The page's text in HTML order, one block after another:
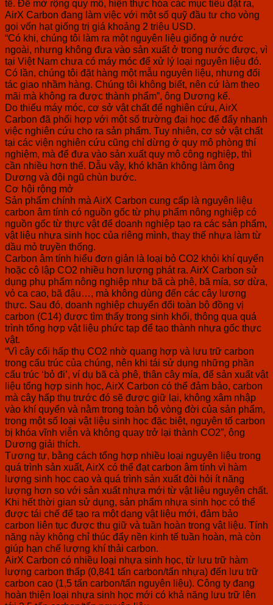
tế. Để mở rộng quy mô, hiện thực hóa các mục tiêu đặt ra,
AirX Carbon đang làm việc với một số quỹ đầu tư cho vòng
gọi vốn hạt giống trị giá khoảng 2 triệu USD.
“Có khi, chúng tôi làm ra một nguyên liệu giống ở nước
ngoài, nhưng không đưa vào sản xuất ở trong nước được, vì
tại Việt Nam chưa có máy móc để xử lý loại nguyên liệu đó.
Có lần, chúng tôi đặt hàng một mẫu nguyên liệu, nhưng đối
tác giao nhầm hàng. Chúng tôi không biết, nên cứ làm theo
mãi mà không ra được thành phẩm”, ông Dương kể.
Do thiếu máy móc, cơ sở vật chất để nghiên cứu, AirX
Carbon đã phối hợp với một số trường đại học để đẩy nhanh
việc nghiên cứu cho ra sản phẩm. Tuy nhiên, cơ sở vật chất
tại các viện nghiên cứu cũng chỉ dừng ở quy mô phòng thí
nghiệm, mà để đưa vào sản xuất quy mô công nghiệp, thì
cần nhiều hơn thế. Dẫu vậy, khó khăn không làm ông
Dương và đội ngũ chùn bước.
Cơ hội rộng mở
Sản phẩm chính mà AirX Carbon cung cấp là nguyên liệu
carbon âm tính có nguồn gốc từ phụ phẩm nông nghiệp có
nguồn gốc từ thực vật để doanh nghiệp tạo ra các sản phẩm,
vật liệu nhựa sinh học của riêng mình, thay thế nhựa làm từ
dầu mỏ truyền thống.
Carbon âm tính hiểu đơn giản là loại bỏ CO2 khỏi khí quyển
hoặc cô lập CO2 nhiều hơn lượng phát ra. AirX Carbon sử
dụng phụ phẩm nông nghiệp như bã cà phê, bã mía, sơ dừa,
vỏ ca cao, bã đậu…, mà không dùng đến các cây lương
thực. Sau đó, doanh nghiệp chuyển đổi toàn bộ đồng vị
carbon (C14) được tìm thấy trong sinh khối, thông qua quá
trình tổng hợp vật liệu phức tạp để tạo thành nhựa gốc thực
vật.
“Vì cây cối hấp thụ CO2 nhờ quang hợp và lưu trữ carbon
trong cấu trúc của chúng, nên khi tái sử dụng những phần
cấu trúc ‘bỏ đi’, ví dụ bã cà phê, thân cây mía, để sản xuất vật
liệu tổng hợp sinh học, AirX Carbon có thể đảm bảo, carbon
mà cây hấp thụ trước đó sẽ được giữ lại, không xâm nhập
vào khí quyển và nằm trong toàn bộ vòng đời của sản phẩm,
trong một số loại vật liệu sinh học đặc biệt, nguyên tố carbon
bị khóa vĩnh viễn và không quay trở lại thành CO2”, ông
Dương giải thích.
Tương tự, bằng cách tổng hợp nhiều loại nguyên liệu trong
quá trình sản xuất, AirX có thể đạt carbon âm tính vì hàm
lượng sinh học cao và quá trình sản xuất đòi hỏi ít năng
lượng hơn so với sản xuất nhựa mới từ vật liệu nguyên chất.
Khi hết thời gian sử dụng, sản phẩm nhựa sinh học có thể
được tái chế để tạo ra một dạng vật liệu mới, đảm bảo
carbon liên tục được thu giữ và tuần hoàn trong vật liệu. Tính
năng này không chỉ thúc đẩy nền kinh tế tuần hoàn, mà còn
giúp hạn chế lượng khí thải carbon.
AirX Carbon có nhiều loại nhựa sinh học, từ lưu trữ hàm
lượng carbon thấp (0,841 tấn carbon/tấn nhựa) đến lưu trữ
carbon cao (1,5 tấn carbon/tấn nguyên liệu). Công ty đang
hoàn thiện loại nhựa sinh học mới có khả năng lưu trữ lên